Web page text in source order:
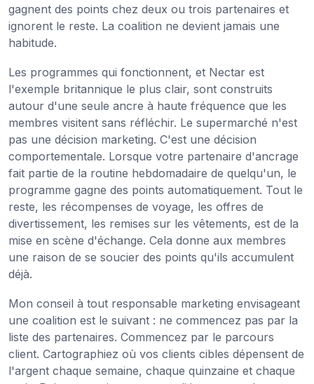
gagnent des points chez deux ou trois partenaires et
ignorent le reste. La coalition ne devient jamais une
habitude.
Les programmes qui fonctionnent, et Nectar est
l'exemple britannique le plus clair, sont construits
autour d'une seule ancre à haute fréquence que les
membres visitent sans réfléchir. Le supermarché n'est
pas une décision marketing. C'est une décision
comportementale. Lorsque votre partenaire d'ancrage
fait partie de la routine hebdomadaire de quelqu'un, le
programme gagne des points automatiquement. Tout le
reste, les récompenses de voyage, les offres de
divertissement, les remises sur les vêtements, est de la
mise en scène d'échange. Cela donne aux membres
une raison de se soucier des points qu'ils accumulent
déjà.
Mon conseil à tout responsable marketing envisageant
une coalition est le suivant : ne commencez pas par la
liste des partenaires. Commencez par le parcours
client. Cartographiez où vos clients cibles dépensent de
l'argent chaque semaine, chaque quinzaine et chaque